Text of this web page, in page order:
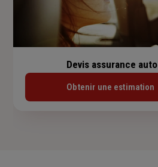
Devis assurance auto
Obtenir une estimation